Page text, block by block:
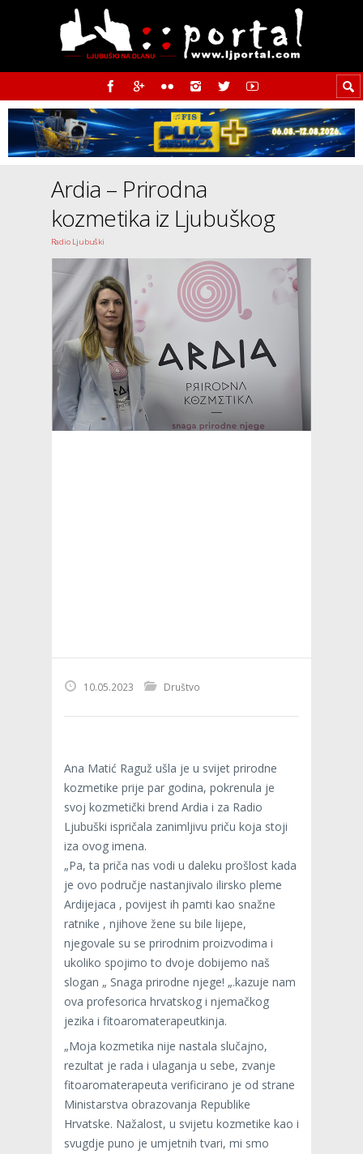
Ardia – Prirodna
kozmetika iz Ljubuškog
Radio Ljubuški
10.05.2023 Društvo
Ana Matić Raguž ušla je u svijet prirodne
kozmetike prije par godina, pokrenula je
svoj kozmetički brend Ardia i za Radio
Ljubuški ispričala zanimljivu priču koja stoji
iza ovog imena.
„Pa, ta priča nas vodi u daleku prošlost kada
je ovo područje nastanjivalo ilirsko pleme
Ardijejaca , povijest ih pamti kao snažne
ratnike , njihove žene su bile lijepe,
njegovale su se prirodnim proizvodima i
ukoliko spojimo to dvoje dobijemo naš
slogan „ Snaga prirodne njege! „.kazuje nam
ova profesorica hrvatskog i njemačkog
jezika i fitoaromaterapeutkinja.
„Moja kozmetika nije nastala slučajno,
rezultat je rada i ulaganja u sebe, zvanje
fitoaromaterapeuta verificirano je od strane
Ministarstva obrazovanja Republike
Hrvatske. Nažalost, u svijetu kozmetike kao i
svugdje puno je umjetnih tvari, mi smo